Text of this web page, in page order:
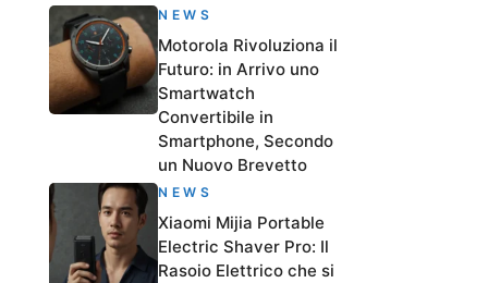
NEWS
Motorola Rivoluziona il
Futuro: in Arrivo uno
Smartwatch
Convertibile in
Smartphone, Secondo
un Nuovo Brevetto
NEWS
Xiaomi Mijia Portable
Electric Shaver Pro: Il
Rasoio Elettrico che si